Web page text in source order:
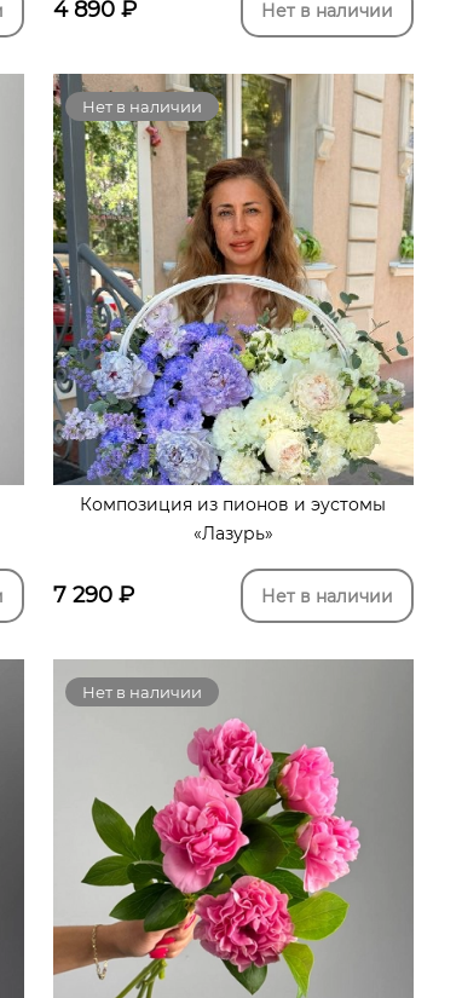
4 890₽ Нет в наличии
Нет в наличии
Композиция из пионов и эустомы
«Лазурь»
7 290₽ Нет в наличии
Нет в наличии